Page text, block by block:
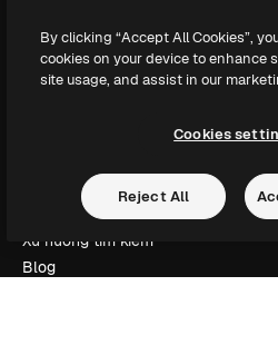
Công ty
Reviews
Tuyển dụng
Xu hướng tìm kiếm
Blog
By clicking “Accept All Cookies”,
cookies on your device to enhance
site usage, and assist in our
Cookies
Reject All